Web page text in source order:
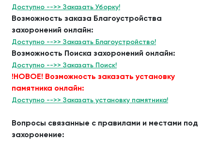
Доступно -->> Заказать Уборку!
Возможность заказа Благоустройства
захоронений онлайн:
Доступно -->> Заказать Благоустройство!
Возможность Поиска захоронений онлайн:
Доступно -->> Заказать Поиск!
!НОВОЕ! Возможность заказать установку
памятника онлайн:
Доступно -->> Заказать установку памятника!
Вопросы связанные с правилами и местами под
захоронение: